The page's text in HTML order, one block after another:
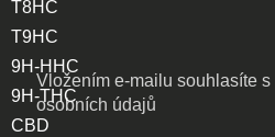
Vložením e-mailu souhlasíte s
osobních údajů
T8HC
T9HC
9H-HHC
9H-THC
CBD